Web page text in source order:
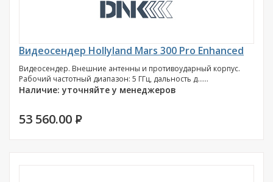
Видеосендер Hollyland Mars 300 Pro Enhanced
Видеосендер. Внешние антенны и противоударный корпус.
Рабочий частотный диапазон: 5 ГГц, дальность д......
Наличие: уточняйте у менеджеров
53 560.00 P